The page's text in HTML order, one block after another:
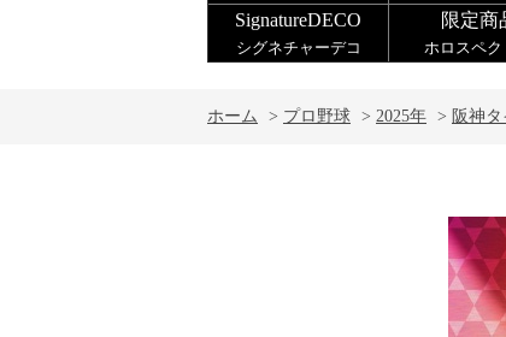
SignatureDECO
シグネチャーデコ
限定商
ホロスペク
ホーム > プロ野球 > 2025年 > 阪神